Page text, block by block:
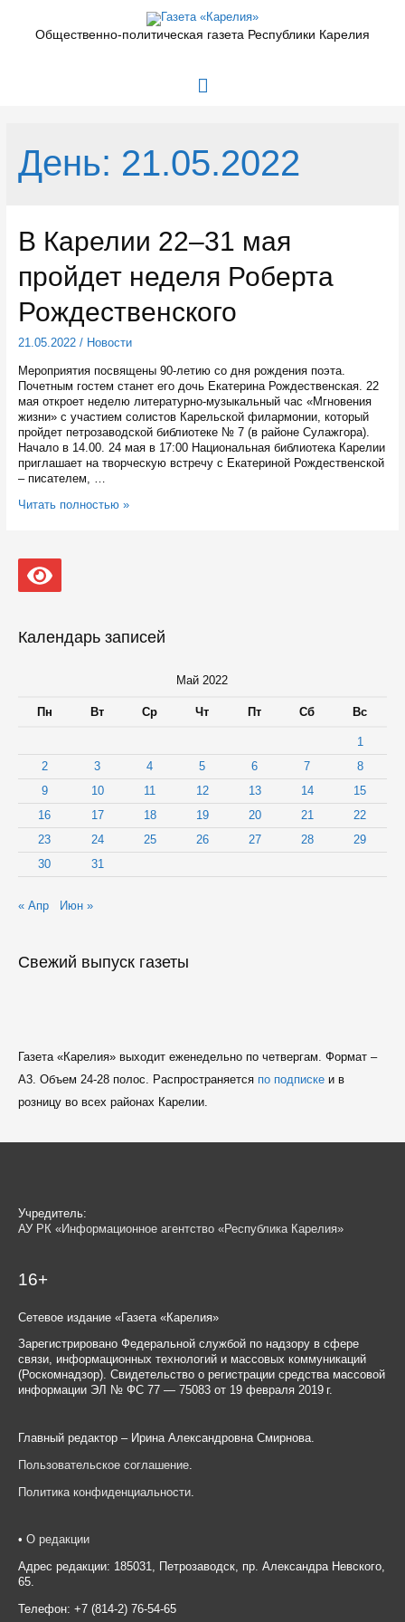
содержимомуОбщественно-политическая газета Республики Карелия
Главное
День: 21.05.2022
В Карелии 22–31 мая
пройдет неделя Роберта
Рождественского
21.05.2022/ Новости
Мероприятия посвящены 90-летию со дня рождения поэта.
Почетным гостем станет его дочь Екатерина Рождественская. 22
мая откроет неделю литературно-музыкальный час «Мгновения
жизни» с участием солистов Карельской филармонии, который
пройдет петрозаводской библиотеке № 7 (в районе Сулажгора).
Начало в 14.00. 24 мая в 17:00 Национальная библиотека Карелии
приглашает на творческую встречу с Екатериной Рождественской
– писателем, …
В
мая
пройдет
неделя
Читать полностью »
Календарь записей
Май 2022
Пн Вт Ср Чт Пт Сб Вс
1
2
3 4 5 6 7
8
9
10 11 12 13 14
15
16
17 18 19 20 21
22
23
24 25 26 27 28
29
30
31
« Апр Июн »
Свежий выпуск газеты
Газета «Карелия» выходит еженедельно по четвергам. Формат –
A3. Объем 24-28 полос. Распространяется по подпискеи в
розницу во всех районах Карелии.
Учредитель:
АУ РК «Информационное агентство «Республика Карелия»
16+
Сетевое издание «Газета «Карелия»
Зарегистрировано Федеральной службой по надзору в сфере
связи, информационных технологий и массовых коммуникаций
(Роскомнадзор). Свидетельство о регистрации средства массовой
информации ЭЛ № ФС 77 — 75083 от 19 февраля 2019 г.
Главный редактор – Ирина Александровна Смирнова.
Пользовательское соглашение
Политика конфиденциальности
• О редакции
Адрес редакции: 185031, Петрозаводск, пр. Александра Невского,
65.
Телефон: +7 (814-2) 76-54-65